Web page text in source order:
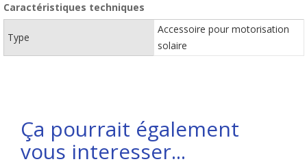
Caractéristiques techniques
Type
Accessoire pour motorisation
solaire
Ça pourrait également
vous interesser...